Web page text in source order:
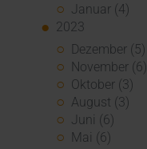
Januar (4)
2023
Dezember (5)
November (6)
Oktober (3)
August (3)
Juni (6)
Mai (6)